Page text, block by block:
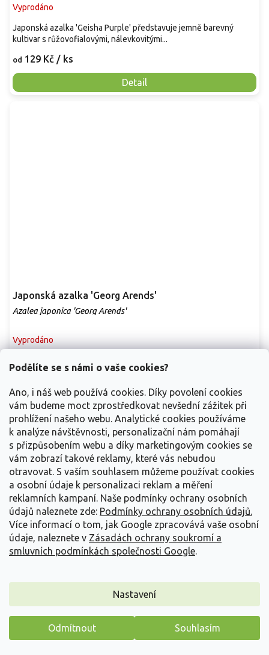
Podělíte se s námi o vaše cookies?
Ano, i náš web používá cookies. Díky povolení cookies
vám budeme moct zprostředkovat nevšední zážitek při
prohlížení našeho webu. Analytické cookies používáme
k analýze návštěvnosti, personalizační nám pomáhají
s přizpůsobením webu a díky marketingovým cookies se
vám zobrazí takové reklamy, které vás nebudou
otravovat. S vaším souhlasem můžeme používat cookies
a osobní údaje k personalizaci reklam a měření
reklamních kampaní. Naše podmínky ochrany osobních
údajů naleznete zde: Podmínky ochrany osobních údajů.
Více informací o tom, jak Google zpracovává vaše osobní
údaje, naleznete v Zásadách ochrany soukromí a
smluvních podmínkách společnosti Google.
Nastavení
Odmítnout Souhlasím
Vyprodáno
od 129 Kč / ks
Detail
Japonská azalka 'Geisha Purple' představuje jemně barevný
kultivar s růžovofialovými, nálevkovitými...
Japonská azalka 'Georg Arends'
Azalea japonica 'Georg Arends'
Vyprodáno
od129 Kč/ ks
Detail
přináší velké květy v odstínu růžově...
Japonská azalka 'Kalineczka'
Máme pro vás malý dárek